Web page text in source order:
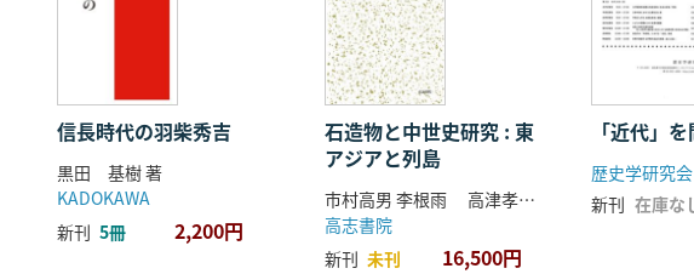
信長時代の羽柴秀吉
黒田 基樹 著
KADOKAWA
新刊 5冊 2,200円
石造物と中世史研究 : 東
アジアと列島
市村高男 李根雨 高津孝 劉恒武 編
高志書院
新刊 未刊 16,500円
「近代」
歴史学研究会
新刊 在庫な